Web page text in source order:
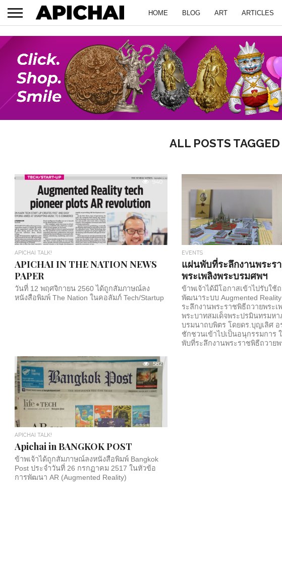
HOME BLOG ART ARTICLES
ALL POSTS
940
APICHAI TALK!
APICHAI IN THE NATION NEWS
PAPER
วันที่ 12 พฤศจิกายน 2560 ได้ถูกสัมภาษณ์ลง
หนังสือพิมพ์ The Nation ในคอลัมภ์ Tech/Startup
EVENTS
แผ่นพับที่ระลึกงานพระร
พระเพลิงพระบรมศพฯ
ข้าพเจ้าได้มีโอกาสเข้าไปรับใช้
พัฒนาระบบ Augmented
ระลึกงานพระราชพิธีถวายพระเ
พระบาทสมเด็จพระปรมินทรมห
บรมนาถบพิตร โดยดร.บุญเลิศ
ชักชวนเข้าไปเป็นอนุกรรมการ
พับที่ระลึกงานพระราชพิธีถวายพ
582
APICHAI TALK!
Apichai in BANGKOK POST
ข้าพเจ้าได้ถูกสัมภาษณ์ลงหนังสือพิมพ์ Bangkok
Post ประจำวันที่ 26 กรกฏาคม 2517 ในหัวข้อ
การพัฒนา AR (Augmented Reality)